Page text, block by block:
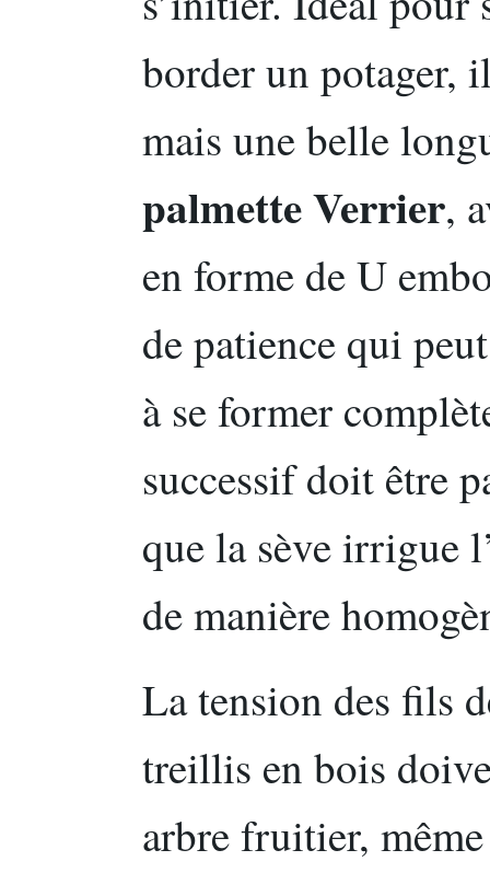
border un potager,
mais une belle
palmette Verrier,
en forme de U
de patience qui
à se former
successif doit être
que la sève irrigue
de manière
La tension des fils
treillis en bois
arbre fruitier,